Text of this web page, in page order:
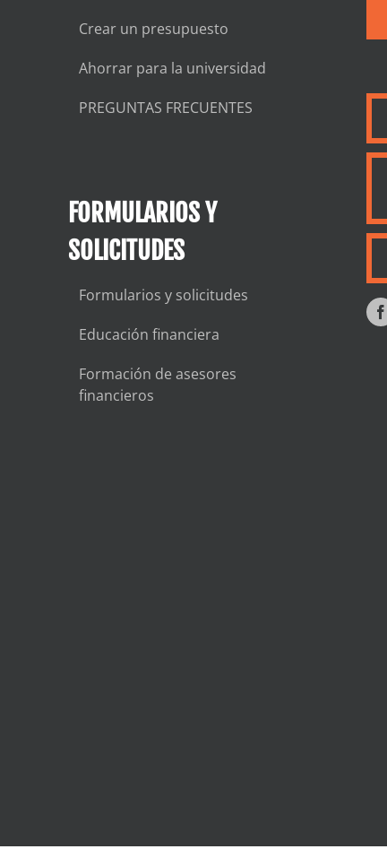
Crear un presupuesto
Ahorrar para la universidad
PREGUNTAS FRECUENTES
FORMULARIOS Y
SOLICITUDES
Formularios y solicitudes
Educación financiera
Formación de asesores
financieros